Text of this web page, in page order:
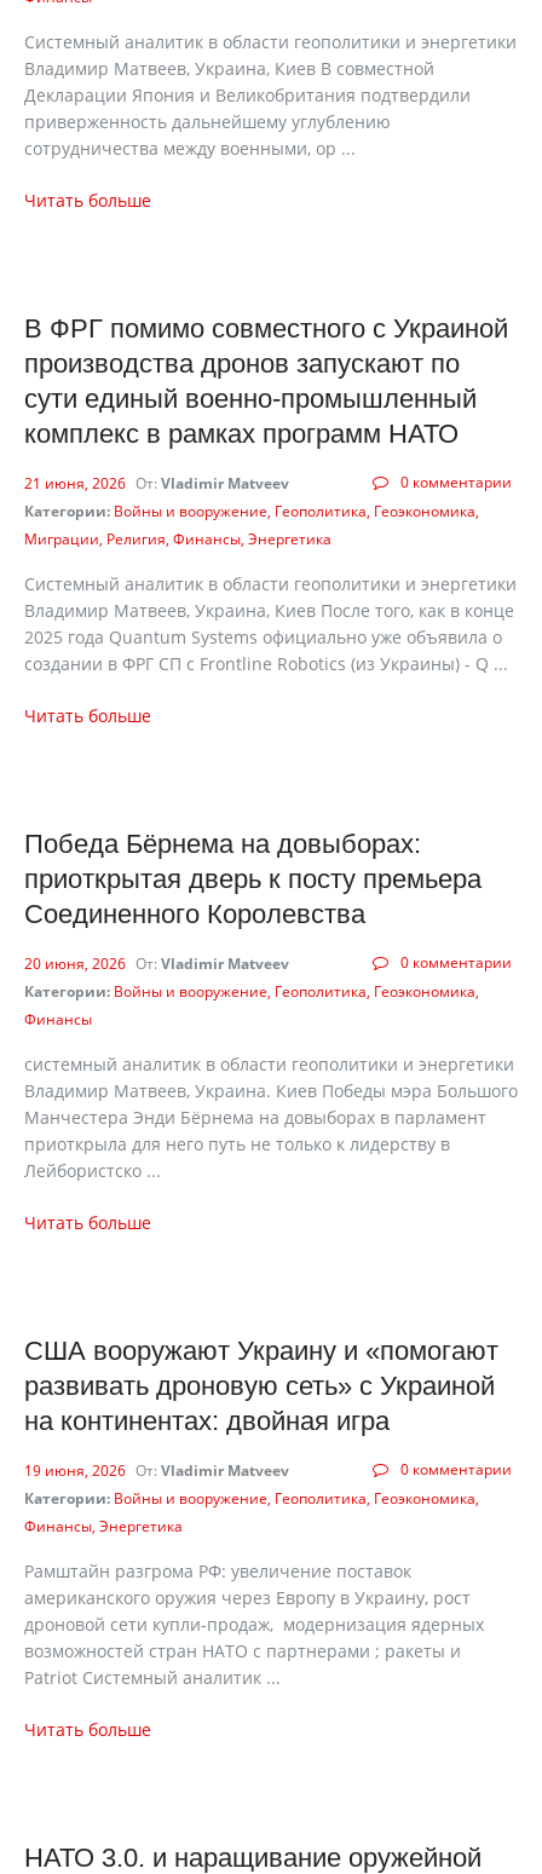
Системный аналитик в области геополитики и энергетики
Владимир Матвеев, Украина, Киев В совместной
Декларации Япония и Великобритания подтвердили
приверженность дальнейшему углублению
сотрудничества между военными, ор ...
Читать больше
В ФРГ помимо совместного с Украиной
производства дронов запускают по
сути единый военно-промышленный
комплекс в рамках программ НАТО
0 комментарии
21 июня, 2026 От: Vladimir Matveev
Категории: Войны и вооружение Геополитика Геоэкономика
Миграции Религия Финансы Энергетика
Системный аналитик в области геополитики и энергетики
Владимир Матвеев, Украина, Киев После того, как в конце
2025 года Quantum Systems официально уже объявила о
создании в ФРГ СП с Frontline Robotics (из Украины) - Q ...
Читать больше
Победа Бёрнема на довыборах:
приоткрытая дверь к посту премьера
Соединенного Королевства
0 комментарии
20 июня, 2026 От: Vladimir Matveev
Категории: Войны и вооружение Геополитика Геоэкономика
Финансы
cистемный аналитик в области геополитики и энергетики
Владимир Матвеев, Украина. Киев Победы мэра Большого
Манчестера Энди Бёрнема на довыборах в парламент
приоткрыла для него путь не только к лидерству в
Лейбористско ...
Читать больше
США вооружают Украину и «помогают
развивать дроновую сеть» с Украиной
на континентах: двойная игра
0 комментарии
19 июня, 2026 От: Vladimir Matveev
Категории: Войны и вооружение Геополитика Геоэкономика
Финансы Энергетика
Рамштайн разгрома РФ: увеличение поставок
американского оружия через Европу в Украину, рост
дроновой сети купли-продаж, модернизация ядерных
возможностей стран НАТО с партнерами ; ракеты и
Patriot Системный аналитик ...
Читать больше
НАТО 3.0. и наращивание оружейной